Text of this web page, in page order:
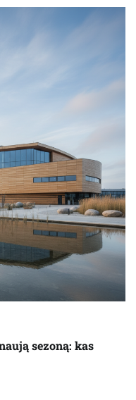
sezoną: kas